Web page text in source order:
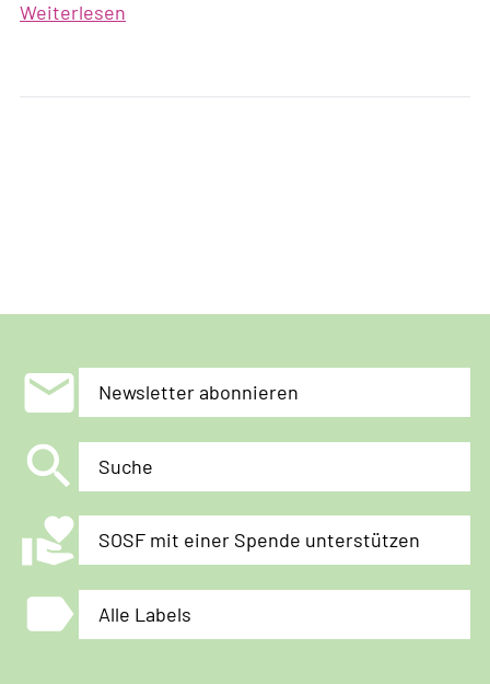
Weiterlesen
Rechtsstaat
mail Newsletter abonnieren
search Suche
volunteer_activism SOSF mit einer Spende unterstützen
label Alle Labels